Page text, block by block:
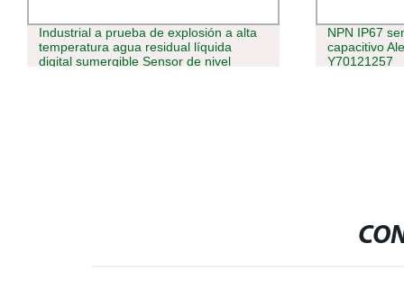
Industrial a prueba de explosión a alta
temperatura agua residual líquida
digital sumergible Sensor de nivel
NPN IP67
capacitivo
Y70121257